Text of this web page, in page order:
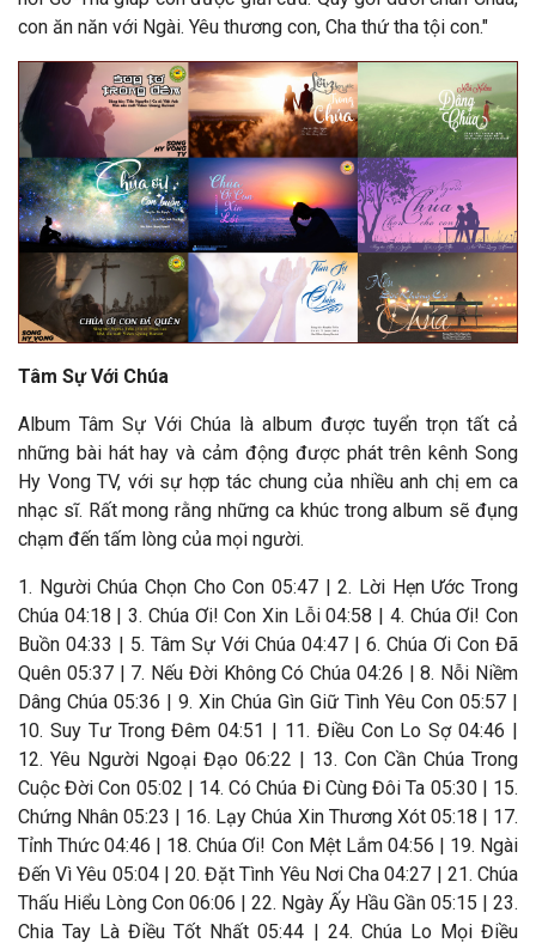
con ăn năn với Ngài. Yêu thương con, Cha thứ tha tội con."
Tâm Sự Với Chúa
Album Tâm Sự Với Chúa là album được tuyển trọn tất cả
những bài hát hay và cảm động được phát trên kênh Song
Hy Vong TV, với sự hợp tác chung của nhiều anh chị em ca
nhạc sĩ. Rất mong rằng những ca khúc trong album sẽ đụng
chạm đến tấm lòng của mọi người.
1. Người Chúa Chọn Cho Con 05:47 | 2. Lời Hẹn Ước Trong
Chúa 04:18 | 3. Chúa Ơi! Con Xin Lỗi 04:58 | 4. Chúa Ơi! Con
Buồn 04:33 | 5. Tâm Sự Với Chúa 04:47 | 6. Chúa Ơi Con Đã
Quên 05:37 | 7. Nếu Đời Không Có Chúa 04:26 | 8. Nỗi Niềm
Dâng Chúa 05:36 | 9. Xin Chúa Gìn Giữ Tình Yêu Con 05:57 |
10. Suy Tư Trong Đêm 04:51 | 11. Điều Con Lo Sợ 04:46 |
12. Yêu Người Ngoại Đạo 06:22 | 13. Con Cần Chúa Trong
Cuộc Đời Con 05:02 | 14. Có Chúa Đi Cùng Đôi Ta 05:30 | 15.
Chứng Nhân 05:23 | 16. Lạy Chúa Xin Thương Xót 05:18 | 17.
Tỉnh Thức 04:46 | 18. Chúa Ơi! Con Mệt Lắm 04:56 | 19. Ngài
Đến Vì Yêu 05:04 | 20. Đặt Tình Yêu Nơi Cha 04:27 | 21. Chúa
Thấu Hiểu Lòng Con 06:06 | 22. Ngày Ấy Hầu Gần 05:15 | 23.
Chia Tay Là Điều Tốt Nhất 05:44 | 24. Chúa Lo Mọi Điều